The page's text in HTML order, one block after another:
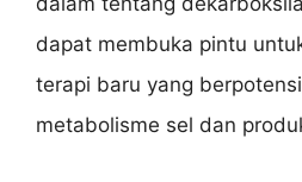
dapat membuka pintu
terapi baru yang
metabolisme sel dan